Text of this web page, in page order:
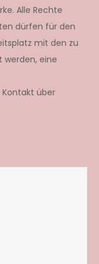
Alle Rechte
dürfen für den
mit den zu
werden, eine
über